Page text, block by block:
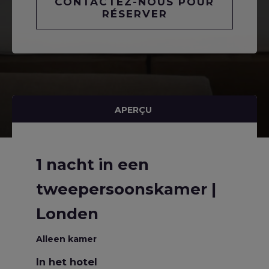
RÉSERVER
APERÇU
1 nacht in een
tweepersoonskamer |
Londen
Alleen kamer
In het hotel